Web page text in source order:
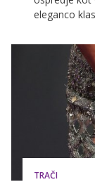
eleganco
Njihova
pridih
TRAČI